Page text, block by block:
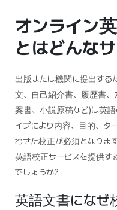
オンライン
とはどんな
出版または機関に提出す
文、自己紹介書、履歴書
案書、小説原稿など)は英
イプにより内容、目的、タ
わせた校正が必須となりま
英語校正サービスを提供す
でしょうか?
英語文書になぜ